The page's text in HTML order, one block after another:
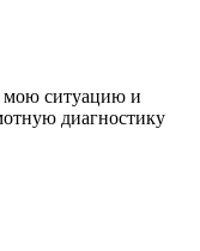
ситуацию и
диагностику